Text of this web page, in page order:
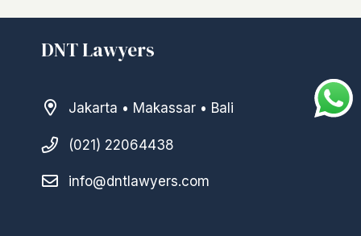
DNT Lawyers
Jakarta • Makassar • Bali
(021) 22064438
info@dntlawyers.com